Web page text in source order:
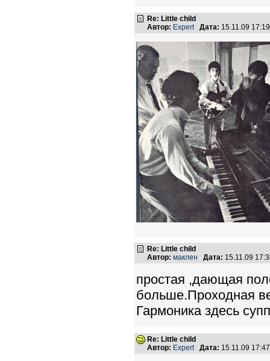
Re: Little child
Автор: Expert Дата: 15.11.09
Re: Little child
Автор: маклен Дата: 15.11.09
простая ,дающая
больше.Проходная
Гармоника здесь
Re: Little child
Автор: Expert Дата: 15.11.09